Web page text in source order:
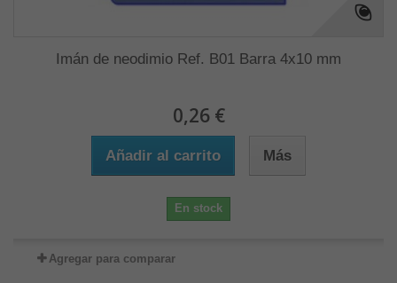
Imán de neodimio Ref. B01 Barra 4x10 mm
0,26 €
Añadir al carrito Más
En stock
Agregar para comparar